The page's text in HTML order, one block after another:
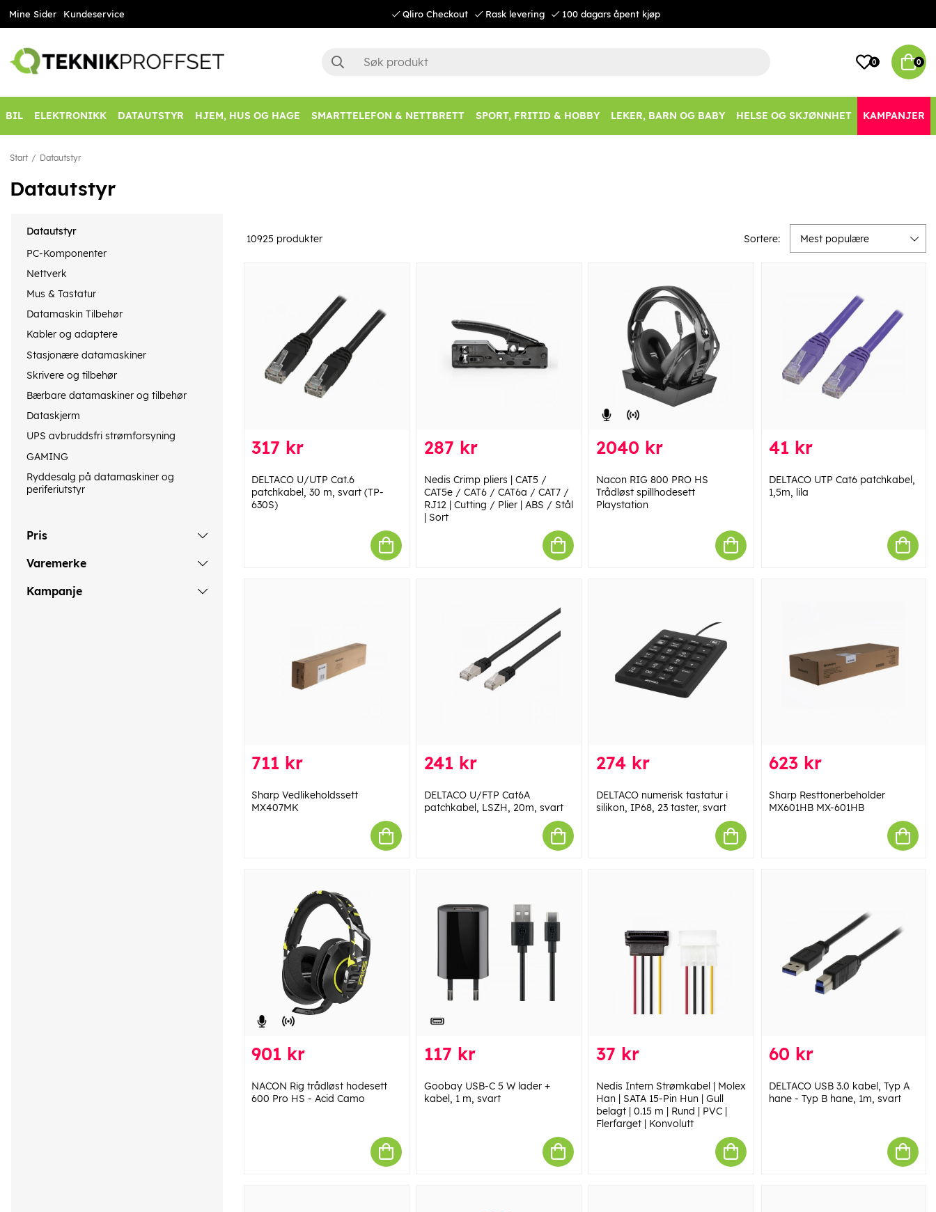
Mine Sider Kundeservice Qliro Checkout Rask levering 100 dagars åpent kjøp
0 0
BIL ELEKTRONIKK DATAUTSTYR HJEM, HUS OG HAGE SMARTTELEFON & NETTBRETT SPORT, FRITID & HOBBY LEKER, BARN OG BABY HELSE OG SKJØNNHET KAMPANJER
Start Datautstyr
Datautstyr
Datautstyr
PC-Komponenter
Nettverk
Mus & Tastatur
Datamaskin Tilbehør
Kabler og adaptere
Stasjonære datamaskiner
Skrivere og tilbehør
Bærbare datamaskiner og tilbehør
Dataskjerm
UPS avbruddsfri strømforsyning
GAMING
Ryddesalg på datamaskiner og
periferiutstyr
Pris
Varemerke
Kampanje
10925 produkter Sortere: Mest populære
317 kr
DELTACO U/UTP Cat.6
patchkabel, 30 m, svart (TP-
630S)
287 kr
Nedis Crimp pliers | CAT5 /
CAT5e / CAT6 / CAT6a / CAT7 /
RJ12 | Cutting / Plier | ABS / Stål
| Sort
2040 kr
Nacon RIG 800 PRO HS
Trådløst spillhodesett
Playstation
41 kr
DELTACO UTP Cat6 patchkabel,
1,5m, lila
711 kr
Sharp Vedlikeholdssett
MX407MK
241 kr
DELTACO U/FTP Cat6A
patchkabel, LSZH, 20m, svart
274 kr
DELTACO numerisk tastatur i
silikon, IP68, 23 taster, svart
623 kr
Sharp Resttonerbeholder
MX601HB MX-601HB
901 kr
NACON Rig trådløst hodesett
600 Pro HS - Acid Camo
117 kr
Goobay USB-C 5 W lader +
kabel, 1 m, svart
37 kr
Nedis Intern Strømkabel | Molex
Han | SATA 15-Pin Hun | Gull
belagt | 0.15 m | Rund | PVC |
Flerfarget | Konvolutt
60 kr
DELTACO USB 3.0 kabel, Typ A
hane - Typ B hane, 1m, svart